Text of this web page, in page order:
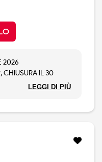
2026
CHIUSURA IL 30
tutti i brani del disco
LEGGI DI PIÙ